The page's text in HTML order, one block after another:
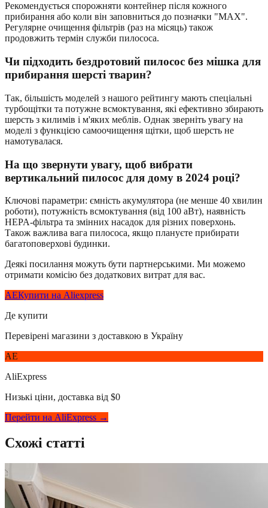
Рекомендується спорожняти контейнер після кожного
прибирання або коли він заповниться до позначки "MAX".
Регулярне очищення фільтрів (раз на місяць) також
продовжить термін служби пилососа.
Чи підходить бездротовий пилосос без мішка для
прибирання шерсті тварин?
Так, більшість моделей з нашого рейтингу мають спеціальні
турбощітки та потужне всмоктування, які ефективно збирають
шерсть з килимів і м'яких меблів. Однак зверніть увагу на
моделі з функцією самоочищення щітки, щоб шерсть не
намотувалася.
На що звернути увагу, щоб вибрати
вертикальний пилосос для дому в 2024 році?
Ключові параметри: ємність акумулятора (не менше 40 хвилин
роботи), потужність всмоктування (від 100 аВт), наявність
HEPA-фільтра та змінних насадок для різних поверхонь.
Також важлива вага пилососа, якщо плануєте прибирати
багатоповерхові будинки.
Деякі посилання можуть бути партнерськими. Ми можемо
отримати комісію без додаткових витрат для вас.
AEКупити на Aliexpress
Де купити
Перевірені магазини з доставкою в Україну
AE
AliExpress
Низькі ціни, доставка від $0
Перейти на AliExpress →
Схожі статті